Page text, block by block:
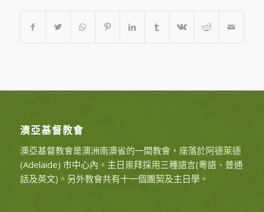
澳亞基督教會
澳亞基督教會是澳洲南澳省的一間教會，座落於阿德萊德
(Adelaide) 市中心內。主日祟拜採用三種語言(粵語、普通
話及英文)。另外教會共有十一個團契及主日學。